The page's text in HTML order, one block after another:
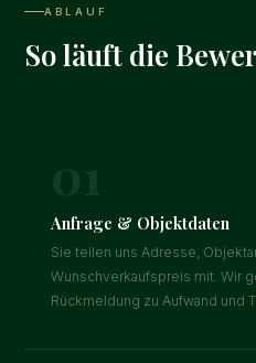
ABLAUF
So läuft die
Anfrage & Objektdaten
Sie teilen uns Adresse,
Wunschverkaufspreis mit. Wir
Rückmeldung zu Aufwand und